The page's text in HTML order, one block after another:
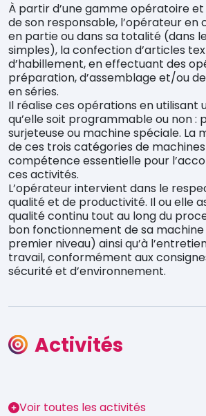
À partir d’une gamme opératoire
de son responsable, l’opérateur en
en partie ou dans sa totalité (dans
simples), la confection d’articles
d’habillement, en effectuant des
préparation, d’assemblage et/ou
en séries.
Il réalise ces opérations en utilisant
qu’elle soit programmable ou non :
surjeteuse ou machine spéciale. La
de ces trois catégories de
compétence essentielle pour
ces activités.
L’opérateur intervient dans le
qualité et de productivité. Il ou elle
qualité continu tout au long du
bon fonctionnement de sa
premier niveau) ainsi qu’à
travail, conformément aux
sécurité et d’environnement.
Activités
Voir toutes les activités